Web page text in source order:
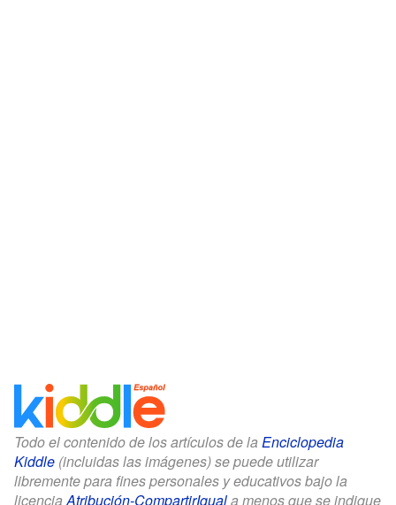
Todo el contenido de los artículos de la Enciclopedia
Kiddle (incluidas las imágenes) se puede utilizar
libremente para fines personales y educativos bajo la
licencia Atribución-CompartirIguala menos que se indique